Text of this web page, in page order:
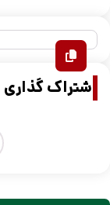
اشتراک گذاری